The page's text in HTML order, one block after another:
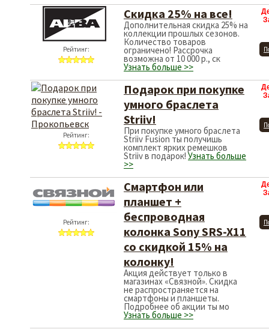
Рейтинг:
Скидка 25% на все!
Дополнительная скидка 25% на
коллекции прошлых сезонов.
Количество товаров
ограничено! Рассрочка
возможна от 10 000 р., ск
Узнать больше >>
Рейтинг:
Подарок при покупке
умного браслета
Striiv!
При покупке умного браслета
Striiv Fusion ты получишь
комплект ярких ремешков
Striiv в подарок!Узнать больше
>>
Рейтинг:
Смартфон или
планшет +
беспроводная
колонка Sony SRS-X11
со скидкой 15% на
колонку!
Акция действует только в
магазинах «Связной». Скидка
не распространяется на
смартфоны и планшеты.
Подробнее об акции ты мо
Узнать больше >>